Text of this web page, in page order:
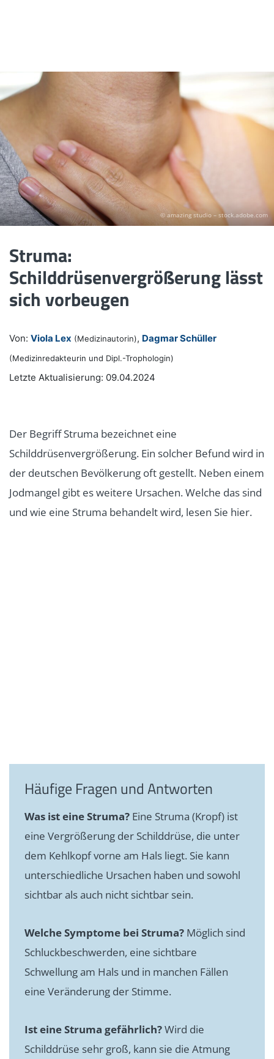
© amazing studio – stock.adobe.com
Struma:
Schilddrüsenvergrößerung lässt
sich vorbeugen
Von: Viola Lex (Medizinautorin), Dagmar Schüller
(Medizinredakteurin und Dipl.-Trophologin)
Letzte Aktualisierung: 09.04.2024
Der Begriff Struma bezeichnet eine
Schilddrüsenvergrößerung. Ein solcher Befund wird in
der deutschen Bevölkerung oft gestellt. Neben einem
Jodmangel gibt es weitere Ursachen. Welche das sind
und wie eine Struma behandelt wird, lesen Sie hier.
Häufige Fragen und Antworten
Was ist eine Struma? Eine Struma (Kropf) ist
eine Vergrößerung der Schilddrüse, die unter
dem Kehlkopf vorne am Hals liegt. Sie kann
unterschiedliche Ursachen haben und sowohl
sichtbar als auch nicht sichtbar sein.
Welche Symptome bei Struma? Möglich sind
Schluckbeschwerden, eine sichtbare
Schwellung am Hals und in manchen Fällen
eine Veränderung der Stimme.
Ist eine Struma gefährlich?Wird die
Schilddrüse sehr groß, kann sie die Atmung